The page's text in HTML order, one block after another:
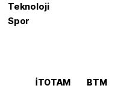
Teknoloji
Spor
İTOTAM BTM